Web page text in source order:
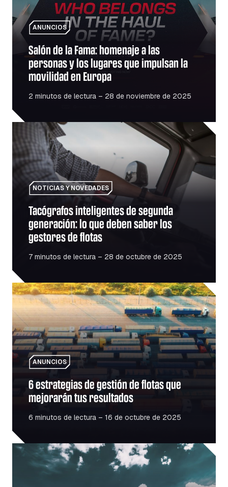
ANUNCIOS
Salón de la Fama: homenaje a las
personas y los lugares que impulsan la
movilidad en Europa
2 minutos de lectura – 28 de noviembre de 2025
Tacógrafos inteligentes de segunda generación: lo que
NOTICIAS Y NOVEDADES
Tacógrafos inteligentes de segunda
generación: lo que deben saber los
gestores de flotas
7 minutos de lectura – 28 de octubre de 2025
6 estrategias de gestión de flotas que mejorarán tus
ANUNCIOS
6 estrategias de gestión de flotas que
mejorarán tus resultados
6 minutos de lectura – 16 de octubre de 2025
El auge de las infraestructuras en Rumanía: qué